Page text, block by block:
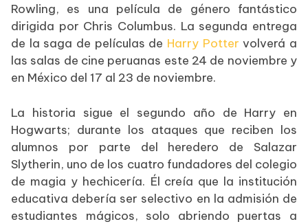
Rowling, es una película de género fantástico
dirigida por Chris Columbus. La segunda entrega
de la saga de películas de Harry Potter volverá a
las salas de cine peruanas este 24 de noviembre y
en México del 17 al 23 de noviembre.
La historia sigue el segundo año de Harry en
Hogwarts; durante los ataques que reciben los
alumnos por parte del heredero de Salazar
Slytherin, uno de los cuatro fundadores del colegio
de magia y hechicería. Él creía que la institución
educativa debería ser selectivo en la admisión de
estudiantes mágicos, solo abriendo puertas a